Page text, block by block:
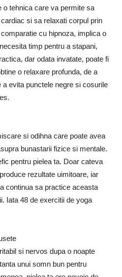
o tehnica care va permite sa
si sa relaxati corpul prin
cu hipnoza, implica o
timp pentru a stapani,
dar odata invatate, poate fi
o relaxare profunda, de a
evita punctele negre si cosurile
si odihna care poate avea
bunastarii fizice si mentale.
pentru pielea ta. Doar cateva
rezultate uimitoare, iar
continua sa practice aceasta
Iata 48 de exercitii de yoga
si nervos dupa o noapte
unui somn bun pentru